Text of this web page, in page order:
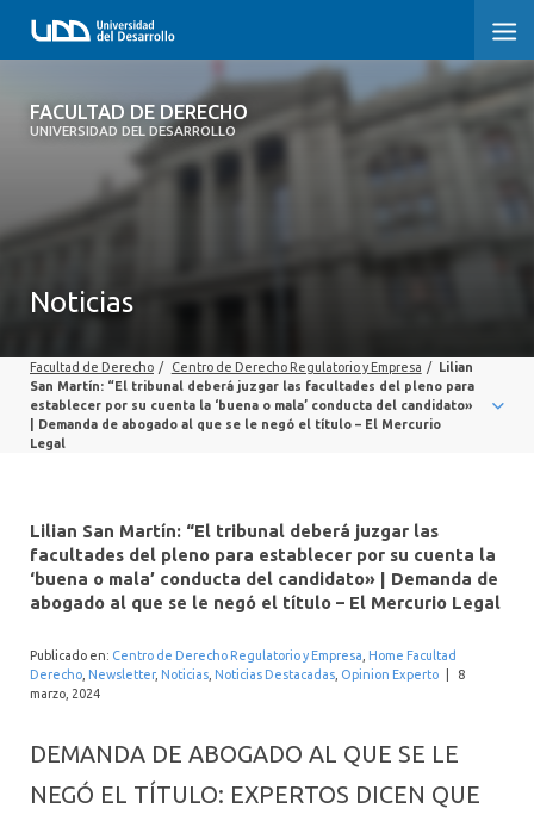
FACULTAD DE DERECHO
UNIVERSIDAD DEL DESARROLLO
FACULTAD DE DERECHO
SOBRE LA FACULTAD
PROFESORES
INVESTIGACIÓN
INTERNACIONAL
Noticias
Facultad de Derecho / Centro de Derecho Regulatorio y Empresa / Lilian
San Martín: “El tribunal deberá juzgar las facultades del pleno para
establecer por su cuenta la ‘buena o mala’ conducta del candidato»
| Demanda de abogado al que se le negó el título – El Mercurio
Legal
Lilian San Martín: “El tribunal deberá juzgar las
facultades del pleno para establecer por su cuenta la
‘buena o mala’ conducta del candidato» | Demanda de
abogado al que se le negó el título – El Mercurio Legal
Publicado en: Centro de Derecho Regulatorio y Empresa Home Facultad
Derecho Newsletter, Noticias Noticias Destacadas Opinion Experto
8
marzo, 2024
DEMANDA DE ABOGADO AL QUE SE LE
NEGÓ EL TÍTULO: EXPERTOS DICEN QUE